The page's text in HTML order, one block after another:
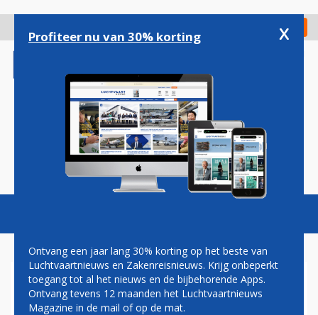
gaan
Check in
Magazine Podcasts Vacatures
KUWAIT AIRWAYS
Profiteer nu van 30% korting x
Ontvang een jaar lang 30% korting op het beste van
Luchtvaartnieuws en Zakenreisnieuws. Krijg onbeperkt
toegang tot al het nieuws en de bijbehorende Apps.
Ontvang tevens 12 maanden het Luchtvaartnieuws
Magazine in de mail of op de mat.